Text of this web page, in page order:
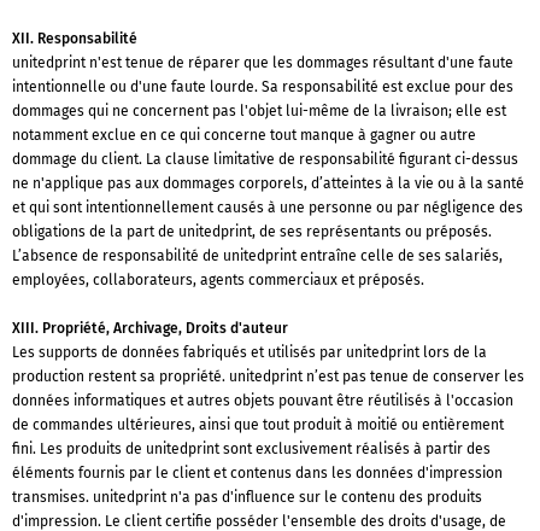
XII. Responsabilité
unitedprint n'est tenue de réparer que les dommages résultant d'une faute
intentionnelle ou d'une faute lourde. Sa responsabilité est exclue pour des
dommages qui ne concernent pas l'objet lui-même de la livraison; elle est
notamment exclue en ce qui concerne tout manque à gagner ou autre
dommage du client. La clause limitative de responsabilité figurant ci-dessus
ne n'applique pas aux dommages corporels, d’atteintes à la vie ou à la santé
et qui sont intentionnellement causés à une personne ou par négligence des
obligations de la part de unitedprint, de ses représentants ou préposés.
L’absence de responsabilité de unitedprint entraîne celle de ses salariés,
employées, collaborateurs, agents commerciaux et préposés.
XIII. Propriété, Archivage, Droits d'auteur
Les supports de données fabriqués et utilisés par unitedprint lors de la
production restent sa propriété. unitedprint n’est pas tenue de conserver les
données informatiques et autres objets pouvant être réutilisés à l'occasion
de commandes ultérieures, ainsi que tout produit à moitié ou entièrement
fini. Les produits de unitedprint sont exclusivement réalisés à partir des
éléments fournis par le client et contenus dans les données d'impression
transmises. unitedprint n'a pas d'influence sur le contenu des produits
d'impression. Le client certifie posséder l'ensemble des droits d'usage, de